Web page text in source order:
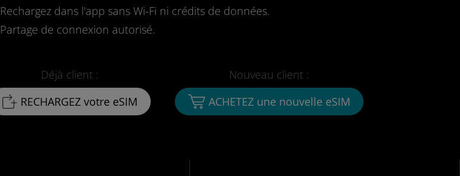
Rechargez dans l'app sans Wi-Fi ni crédits de données.
Partage de connexion autorisé.
Déjà client :
RECHARGEZ votre eSIM
Nouveau client :
ACHETEZ une nouvelle eSIM